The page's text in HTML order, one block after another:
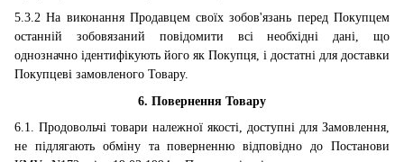
5.3.2 На виконання Продавцем своїх зобов'язань перед Покупцем
останній зобовязаний повідомити всі необхідні дані, що
однозначно ідентифікують його як Покупця, і достатні для доставки
Покупцеві замовленого Товару.
6. Повернення Товару
6.1. Продовольчі товари належної якості, доступні для Замовлення,
не підлягають обміну та поверненню відповідно до Постанови